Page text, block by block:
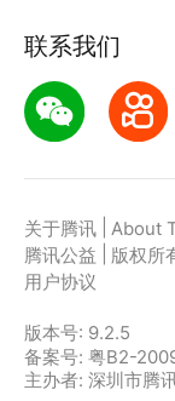
联系我们
关于腾讯 About
腾讯公益
版权所
用户协议
版本号: 9.2.5
备案号: 粤B2-
主办者: 深圳市腾